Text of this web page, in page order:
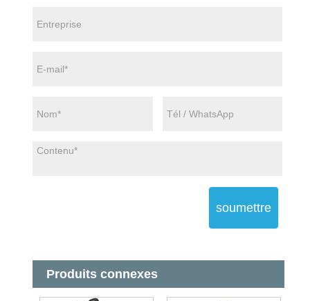
soumettre
Produits connexes